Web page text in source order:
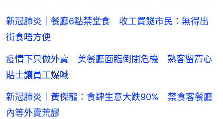
新冠肺炎｜餐廳6點禁堂食 收工買餸市民：無得出
街食唔方便
疫情下只做外賣 美餐廳面臨倒閉危機 熟客留窩心
貼士讓員工爆喊
新冠肺炎｜黃傑龍：食肆生意大跌90% 禁食客餐廳
內等外賣荒謬